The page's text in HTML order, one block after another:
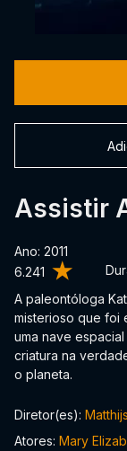
6.241
Assistir
Ano: 2011
A paleontóloga
misterioso que foi
uma nave
criatura na
o planeta.
Diretor(es):
Atores: Mary